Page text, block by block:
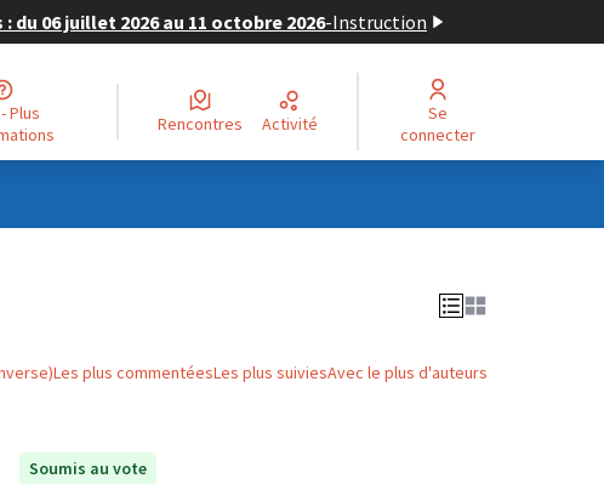
06 juillet 2026 au 11 octobre 2026-Instruction
Rencontres Activité
Se
connecter
Les plus commentéesLes plus suiviesAvec le plus d'auteurs
Soumis au vote